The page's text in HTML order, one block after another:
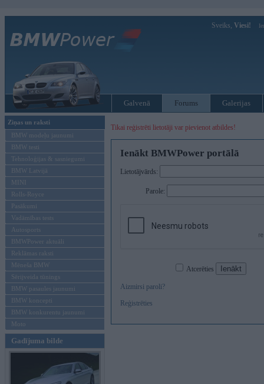
Sveiks, Viesi!
Galvenā Forums Galerijas
Ziņas un raksti
BMW modeļu jaunumi
BMW testi
Tehnoloģijas & sasniegumi
BMW Latvijā
MINI
Rolls-Royce
Pasākumi
Vadāmības tests
Autosports
BMWPower aktuāli
Reklāmas raksti
Mēneša BMW
Sērijveida tūnings
BMW pasaules jaunumi
BMW koncepti
BMW konkurentu jaunumi
Moto
Gadījuma bilde
Tikai reģistrēti lietotāji var pievienot atbildes!
Ienākt BMWPower portālā
Lietotājvārds:
Parole:
Atcerēties
Aizmirsi paroli?
Reģistrēties